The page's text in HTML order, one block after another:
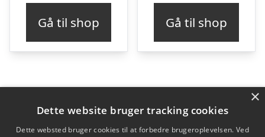
Gå til shop Gå til shop
Varekategorier
Produkter
×
Dette website bruger tracking cookies
Dette websted bruger cookies til at forbedre brugeroplevelsen. Ved